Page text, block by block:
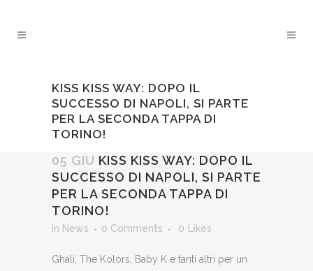
KISS KISS WAY: DOPO IL
SUCCESSO DI NAPOLI, SI PARTE
PER LA SECONDA TAPPA DI
TORINO!
05 GIU KISS KISS WAY: DOPO IL
SUCCESSO DI NAPOLI, SI PARTE
PER LA SECONDA TAPPA DI
TORINO!
in News 0 Comments 0 Likes
Ghali, The Kolors, Baby K e tanti altri per un